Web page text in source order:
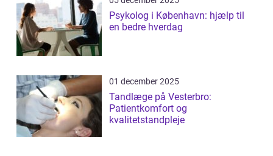
Psykolog i København: hjælp til
en bedre hverdag
01 december 2025
Tandlæge på Vesterbro:
Patientkomfort og
kvalitetstandpleje